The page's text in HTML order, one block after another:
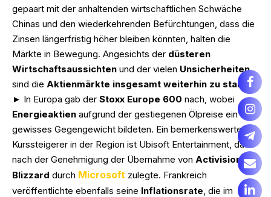
gepaart mit der anhaltenden wirtschaftlichen Schwäche
Chinas und den wiederkehrenden Befürchtungen, dass die
Zinsen längerfristig höher bleiben könnten, halten die
Märkte in Bewegung. Angesichts der düsteren
Wirtschaftsaussichten und der vielen Unsicherheiten
sind die Aktienmärkte insgesamt weiterhin zu stark.
► In Europa gab der Stoxx Europe 600 nach, wobei
Energieaktien aufgrund der gestiegenen Ölpreise ein
gewisses Gegengewicht bildeten. Ein bemerkenswerter
Kurssteigerer in der Region ist Ubisoft Entertainment, das
nach der Genehmigung der Übernahme von Activision
Blizzard durch Microsoft zulegte. Frankreich
veröffentlichte ebenfalls seine Inflationsrate, die im